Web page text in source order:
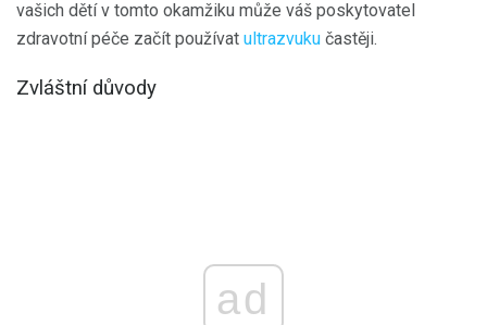
vašich dětí v tomto okamžiku může váš poskytovatel
zdravotní péče začít používat ultrazvuku častěji.
Zvláštní důvody
ad